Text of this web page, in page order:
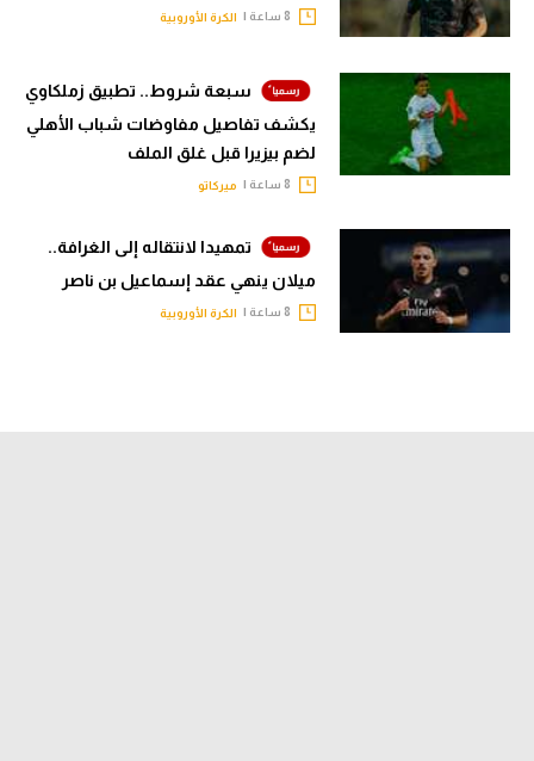
الكرة الأوروبية
سبعة شروط.. تطبيق زملكاوي
يكشف تفاصيل مفاوضات شباب الأهلي
لضم بيزيرا قبل غلق الملف
ميركاتو
تمهيدا لانتقاله إلى الغرافة..
ميلان ينهي عقد إسماعيل بن ناصر
الكرة الأوروبية